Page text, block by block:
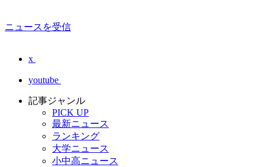
ニュースを受信
x
youtube
記事ジャンル
PICK UP
最新ニュース
ランキング
大学ニュース
小中高ニュース